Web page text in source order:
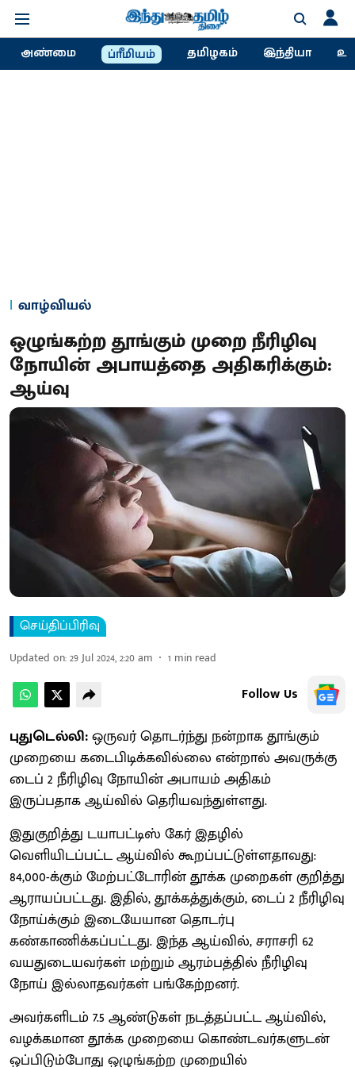
அண்மை ப்ரீமியம் தமிழகம் இந்தியா
வாழ்வியல்
ஒழுங்கற்ற தூங்கும் முறை நீரிழிவு
நோயின் அபாயத்தை அதிகரிக்கும்:
ஆய்வு
செய்திப்பிரிவு
Updated on:29 Jul 2024, 2:20 am 1 min read
Follow Us
புதுடெல்லி:ஒருவர் தொடர்ந்து நன்றாக தூங்கும்
முறையை கடைபிடிக்கவில்லை என்றால் அவருக்கு
டைப் 2 நீரிழிவு நோயின் அபாயம் அதிகம்
இருப்பதாக ஆய்வில் தெரியவந்துள்ளது.
இதுகுறித்து டயாபட்டிஸ் கேர் இதழில்
வெளியிடப்பட்ட ஆய்வில் கூறப்பட்டுள்ளதாவது:
84,000-க்கும் மேற்பட்டோரின் தூக்க முறைகள் குறித்து
ஆராயப்பட்டது. இதில், தூக்கத்துக்கும், டைப் 2 நீரிழிவு
நோய்க்கும் இடையேயான தொடர்பு
கண்காணிக்கப்பட்டது. இந்த ஆய்வில், சராசரி 62
வயதுடையவர்கள் மற்றும் ஆரம்பத்தில் நீரிழிவு
நோய் இல்லாதவர்கள் பங்கேற்றனர்.
அவர்களிடம் 7.5 ஆண்டுகள் நடத்தப்பட்ட ஆய்வில்,
வழக்கமான தூக்க முறையை கொண்டவர்களுடன்
ஒப்பிடும்போது ஒழுங்கற்ற முறையில்